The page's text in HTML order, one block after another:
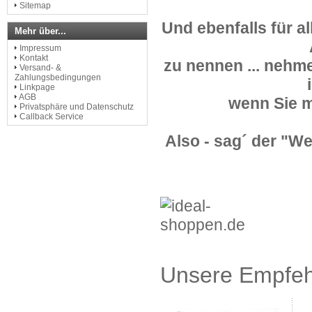
Und ebenfalls für
zu nennen ...
wenn Sie
Also - sag´ der
Unsere
Sitemap
Mehr über...
Impressum
Kontakt
Versand- &
Zahlungsbedingungen
Linkpage
AGB
Privatsphäre und Datenschutz
Callback Service